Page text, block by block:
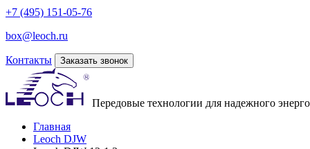
+7 (495) 151-05-76
box@leoch.ru
Контакты Заказать звонок
Передовые технологии для надежного
Главная
Leoch DJW